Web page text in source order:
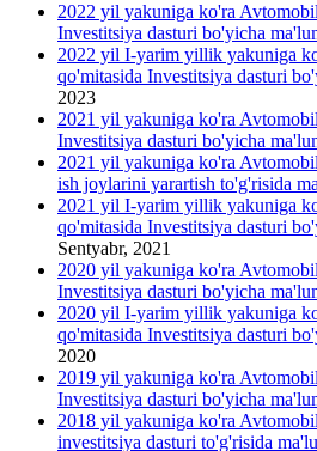
2022 yil yakuniga ko'ra
Investitsiya dasturi bo'yicha
2022 yil I-yarim yillik yakuniga
qo'mitasida Investitsiya dasturi
2023
2021 yil yakuniga ko'ra
Investitsiya dasturi bo'yicha
2021 yil yakuniga ko'ra
ish joylarini yarartish to'g'risida
2021 yil I-yarim yillik yakuniga
qo'mitasida Investitsiya dasturi
Sentyabr, 2021
2020 yil yakuniga ko'ra
Investitsiya dasturi bo'yicha
2020 yil I-yarim yillik yakuniga
qo'mitasida Investitsiya dasturi
2020
2019 yil yakuniga ko'ra
Investitsiya dasturi bo'yicha
2018 yil yakuniga ko'ra
investitsiya dasturi to'g'risida